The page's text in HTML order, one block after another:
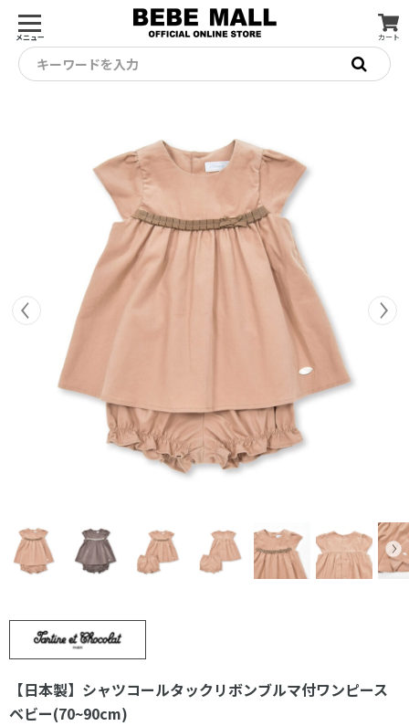
メニュー カート
キーワードを入力
【日本製】シャツコールタックリボンブルマ付ワンピース
ベビー(70~90cm)